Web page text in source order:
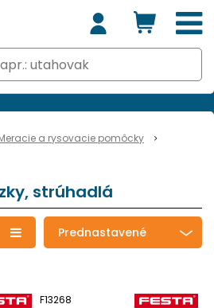
a rysovacie pomôcky
strúhadlá
Prednastavené
F13268